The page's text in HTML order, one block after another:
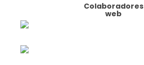
Colaboradores
web